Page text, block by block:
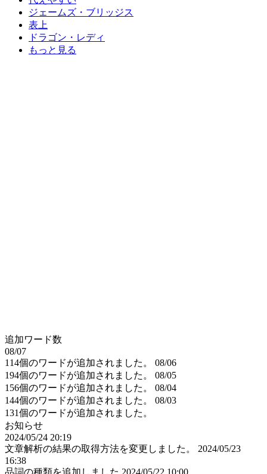
ジェームズ・ブリッジス
表上
ドラゴン・レディ
もっと見る
追加ワード数
08/07
114個のワードが追加されました。
08/06
194個のワードが追加されました。
08/05
156個のワードが追加されました。
08/04
144個のワードが追加されました。
08/03
131個のワードが追加されました。
お知らせ
2024/05/24 20:19
文章解析の結果の取得方法を変更しました。
2024/05/23
16:38
品詞の種類を追加しました 2024/05/22 10:00